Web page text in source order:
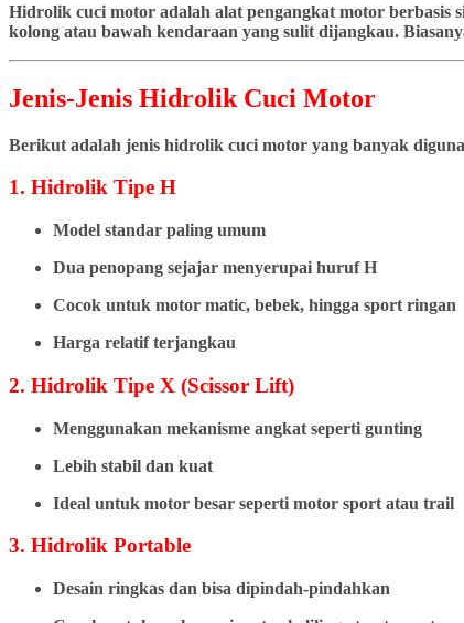
Hidrolik cuci motor adalah alat pengangkat motor berbasis
kolong atau bawah kendaraan yang sulit dijangkau.
Jenis-Jenis Hidrolik Cuci Motor
Berikut adalah jenis hidrolik cuci motor yang banyak
1. Hidrolik Tipe H
Model standar paling umum
Dua penopang sejajar menyerupai huruf H
Cocok untuk motor matic, bebek, hingga sport ringan
Harga relatif terjangkau
2. Hidrolik Tipe X (Scissor Lift)
Menggunakan mekanisme angkat seperti gunting
Lebih stabil dan kuat
Ideal untuk motor besar seperti motor sport atau trail
3. Hidrolik Portable
Desain ringkas dan bisa dipindah-pindahkan